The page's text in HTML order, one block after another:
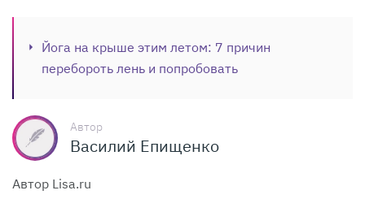
Йога на крыше этим летом: 7 причин
перебороть лень и попробовать
Автор
Василий Епищенко
Автор Lisa.ru